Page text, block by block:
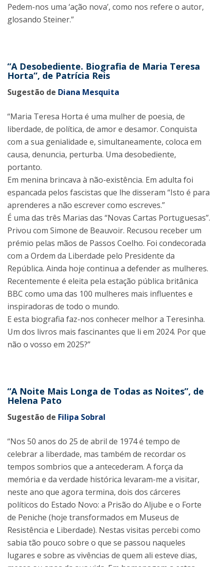
Pedem-nos uma ‘ação nova’, como nos refere o autor,
glosando Steiner.”
“A Desobediente. Biografia de Maria Teresa
Horta”, de Patrícia Reis
Sugestão de Diana Mesquita
“Maria Teresa Horta é uma mulher de poesia, de
liberdade, de política, de amor e desamor. Conquista
com a sua genialidade e, simultaneamente, coloca em
causa, denuncia, perturba. Uma desobediente,
portanto.
Em menina brincava à não-existência. Em adulta foi
espancada pelos fascistas que lhe disseram “Isto é para
aprenderes a não escrever como escreves.”
É uma das três Marias das “Novas Cartas Portuguesas”.
Privou com Simone de Beauvoir. Recusou receber um
prémio pelas mãos de Passos Coelho. Foi condecorada
com a Ordem da Liberdade pelo Presidente da
República. Ainda hoje continua a defender as mulheres.
Recentemente é eleita pela estação pública britânica
BBC como uma das 100 mulheres mais influentes e
inspiradoras de todo o mundo.
E esta biografia faz-nos conhecer melhor a Teresinha.
Um dos livros mais fascinantes que li em 2024. Por que
não o vosso em 2025?”
“A Noite Mais Longa de Todas as Noites”, de
Helena Pato
Sugestão de Filipa Sobral
“Nos 50 anos do 25 de abril de 1974 é tempo de
celebrar a liberdade, mas também de recordar os
tempos sombrios que a antecederam. A força da
memória e da verdade histórica levaram-me a visitar,
neste ano que agora termina, dois dos cárceres
políticos do Estado Novo: a Prisão do Aljube e o Forte
de Peniche (hoje transformados em Museus de
Resistência e Liberdade). Nestas visitas percebi como
sabia tão pouco sobre o que se passou naqueles
lugares e sobre as vivências de quem ali esteve dias,